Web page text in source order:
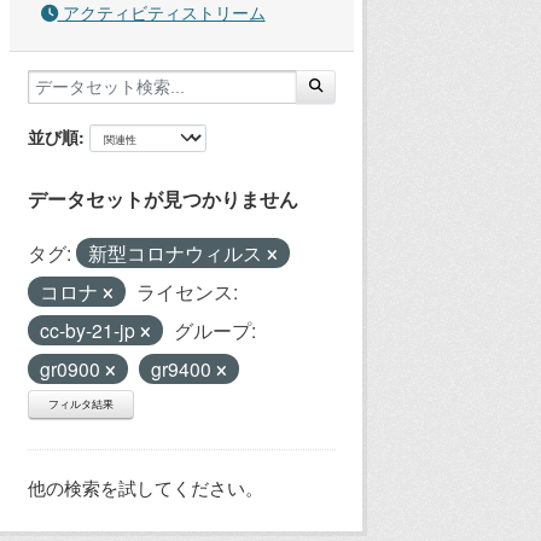
アクティビティストリーム
並び順
データセットが見つかりません
タグ:
新型コロナウィルス
コロナ
ライセンス:
cc-by-21-jp
グループ:
gr0900
gr9400
フィルタ結果
他の検索を試してください。